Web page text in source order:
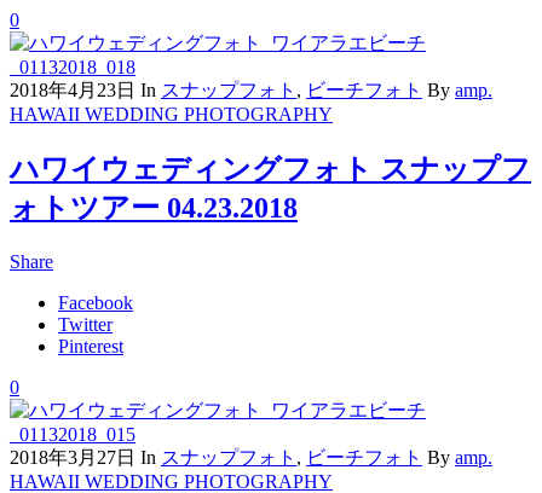
0
2018年4月23日 In スナップフォト , ビーチフォト By amp.
HAWAII WEDDING PHOTOGRAPHY
ハワイウェディングフォト スナップフ
ォトツアー 04.23.2018
Share
Facebook
Twitter
Pinterest
0
2018年3月27日 In スナップフォト , ビーチフォト By amp.
HAWAII WEDDING PHOTOGRAPHY